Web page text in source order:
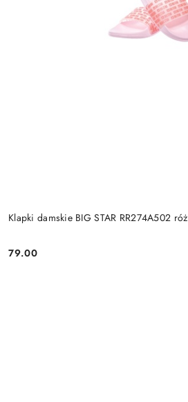
Klapki damskie BIG STAR RR274A502 róż
Cena:
79.00